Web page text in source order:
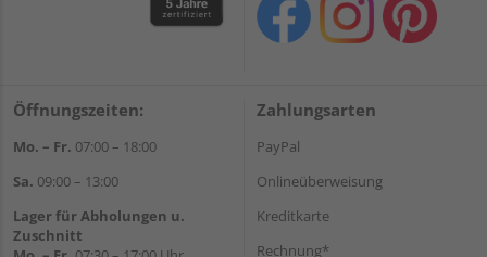
Öffnungszeiten:
Mo. – Fr. 07:00 – 18:00
Sa. 09:00 – 13:00
Lager für Abholungen u.
Zuschnitt
Zahlungsarten
PayPal
Onlineüberweisung
Kreditkarte
Rechnung*